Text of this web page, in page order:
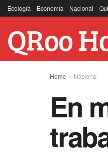
Ecología Economía Nacional
QRoo
Home Nacional
En